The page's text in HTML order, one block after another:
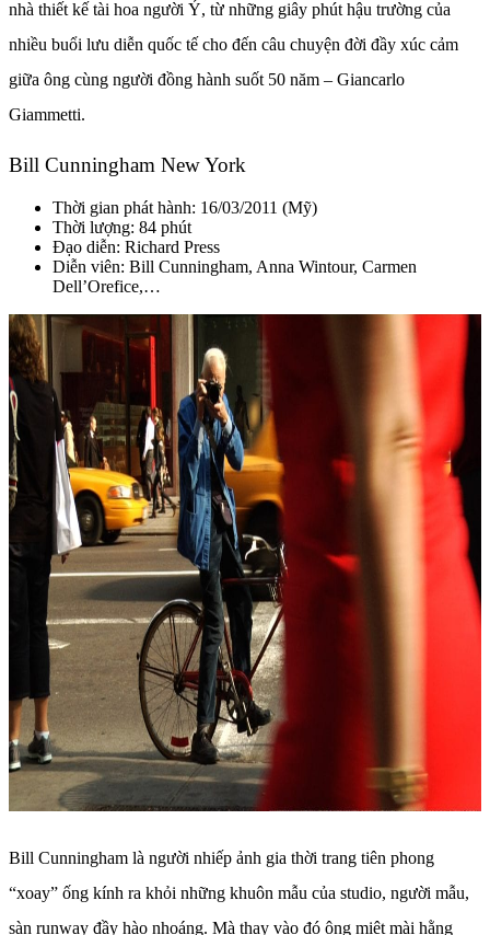
nhà thiết kế tài hoa người Ý, từ những giây phút hậu trường của
nhiều buổi lưu diễn quốc tế cho đến câu chuyện đời đầy xúc cảm
giữa ông cùng người đồng hành suốt 50 năm – Giancarlo
Giammetti.
Bill Cunningham New York
Thời gian phát hành: 16/03/2011 (Mỹ)
Thời lượng: 84 phút
Đạo diễn: Richard Press
Diễn viên: Bill Cunningham, Anna Wintour, Carmen
Dell’Orefice,…
Bill Cunningham là người nhiếp ảnh gia thời trang tiên phong
“xoay” ống kính ra khỏi những khuôn mẫu của studio, người mẫu,
sàn runway đầy hào nhoáng. Mà thay vào đó ông miệt mài hằng